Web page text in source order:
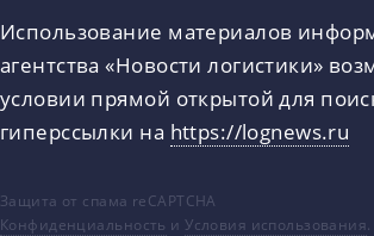
Использование материалов
агентства «Новости логистики»
условии прямой открытой для
гиперссылки на https://lognews.ru
Защита от спама reCAPTCHA
Конфиденциальность иУсловия использования.